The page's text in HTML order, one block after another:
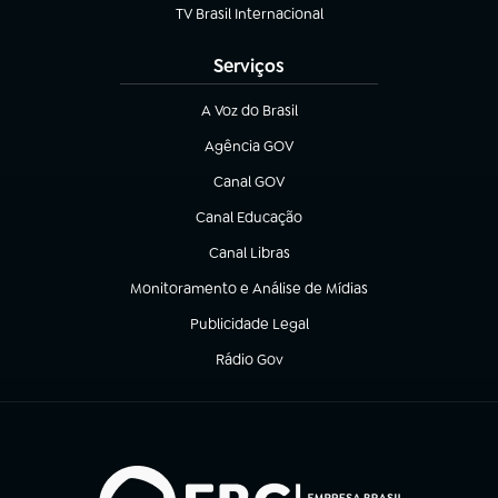
TV Brasil Internacional
(abre em nova aba)
Serviços
A Voz do Brasil
(abre em nova aba)
Agência GOV
(abre em nova aba)
Canal GOV
(abre em nova aba)
Canal Educação
(abre em nova aba)
Canal Libras
(abre em nova aba)
Monitoramento e Análise de Mídias
(abre em nova aba)
Publicidade Legal
(abre em nova aba)
Rádio Gov
(abre em nova aba)